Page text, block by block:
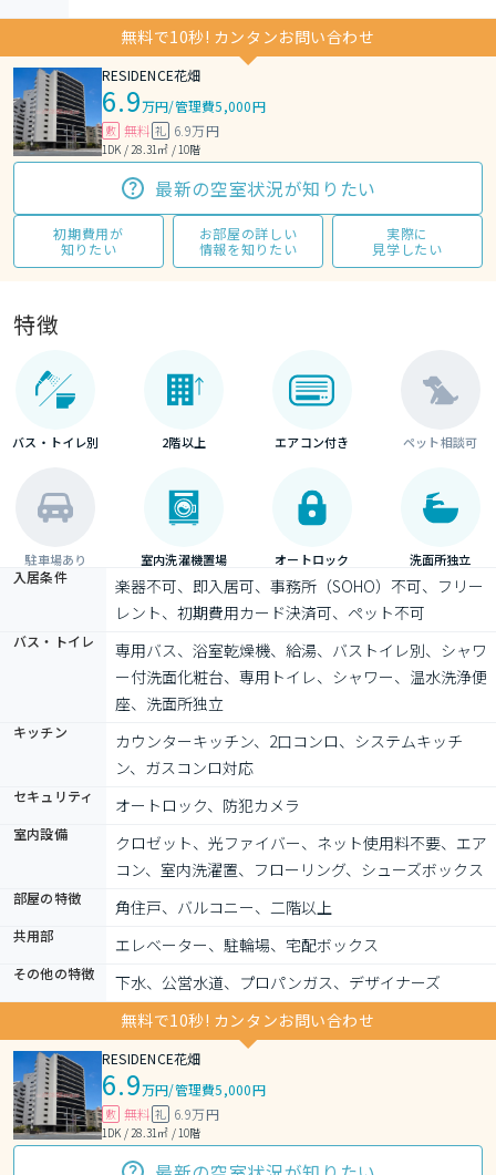
無料で10秒! カンタンお問い合わせ
RESIDENCE花畑
6.9万円/管理費5,000円
敷 無料 礼 6.9万円
1DK / 28.31㎡ / 10階
最新の空室状況が知りたい
初期費用が
知りたい
お部屋の詳しい
情報を知りたい
実際に
見学したい
特徴
バス・トイレ別 2階以上 エアコン付き ペット相談可
駐車場あり 室内洗濯機置場 オートロック 洗面所独立
入居条件
楽器不可、即入居可、事務所（SOHO）不可、フリー
レント、初期費用カード決済可、ペット不可
バス・トイレ
専用バス、浴室乾燥機、給湯、バストイレ別、シャワ
ー付洗面化粧台、専用トイレ、シャワー、温水洗浄便
座、洗面所独立
キッチン
カウンターキッチン、2口コンロ、システムキッチ
ン、ガスコンロ対応
セキュリティ オートロック、防犯カメラ
室内設備
クロゼット、光ファイバー、ネット使用料不要、エア
コン、室内洗濯置、フローリング、シューズボックス
部屋の特徴 角住戸、バルコニー、二階以上
共用部 エレベーター、駐輪場、宅配ボックス
その他の特徴
下水、公営水道、プロパンガス、デザイナーズ
無料で10秒! カンタンお問い合わせ
RESIDENCE花畑
6.9万円/管理費5,000円
敷 無料 礼 6.9万円
1DK / 28.31㎡ / 10階